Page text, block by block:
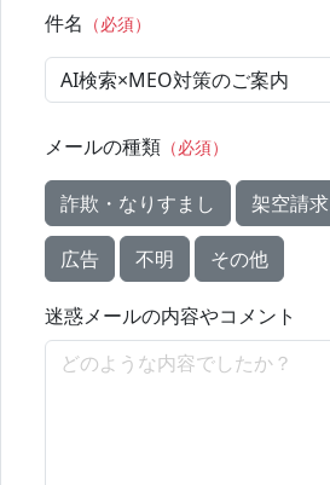
件名 （必須）
メールの種類 （必須）
詐欺・なりすまし 架空請求
広告 不明 その他
迷惑メールの内容やコメント